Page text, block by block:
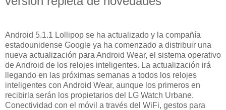
Android 5.1.1 Lollipop se ha actualizado y la compañía
estadounidense Google ya ha comenzado a distribuir una
nueva actualización para Android Wear, el sistema operativo
de Android de los relojes inteligentes. La actualización irá
llegando en las próximas semanas a todos los relojes
inteligentes con Android Wear, aunque los primeros en
recibirla serán los propietarios del LG Watch Urbane.
Conectividad con el móvil a través del WiFi, gestos para